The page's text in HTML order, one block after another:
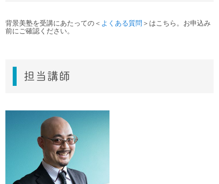
背景美塾を受講にあたっての＜ よくある質問 ＞はこちら。お申込み
前にご確認ください。
担当講師